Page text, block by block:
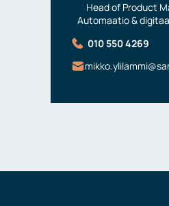
Head of Product
Automaatio &
010 550 4269